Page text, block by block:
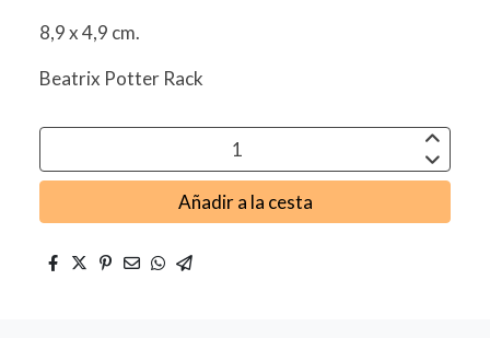
8,9 x 4,9 cm.
Beatrix Potter Rack
Añadir a la cesta